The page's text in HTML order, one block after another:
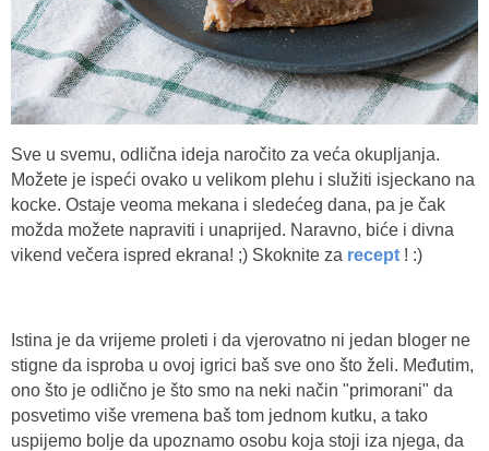
Sve u svemu, odlična ideja naročito za veća okupljanja.
Možete je ispeći ovako u velikom plehu i služiti isjeckano na
kocke. Ostaje veoma mekana i sledećeg dana, pa je čak
možda možete napraviti i unaprijed. Naravno, biće i divna
vikend večera ispred ekrana! ;) Skoknite za recept ! :)
Istina je da vrijeme proleti i da vjerovatno ni jedan bloger ne
stigne da isproba u ovoj igrici baš sve ono što želi. Međutim,
ono što je odlično je što smo na neki način "primorani" da
posvetimo više vremena baš tom jednom kutku, a tako
uspijemo bolje da upoznamo osobu koja stoji iza njega, da